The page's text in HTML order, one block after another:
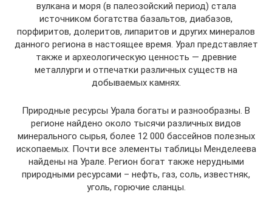
вулкана и моря (в палеозойский период) стала
источником богатства базальтов, диабазов,
порфиритов, долеритов, липаритов и других минералов
данного региона в настоящее время. Урал представляет
также и археологическую ценность — древние
металлурги и отпечатки различных существ на
добываемых камнях.
Природные ресурсы Урала богаты и разнообразны. В
регионе найдено около тысячи различных видов
минерального сырья, более 12 000 бассейнов полезных
ископаемых. Почти все элементы таблицы Менделеева
найдены на Урале. Регион богат также нерудными
природными ресурсами – нефть, газ, соль, известняк,
уголь, горючие сланцы.